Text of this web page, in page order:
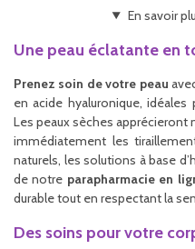
En savoir
Une peau éclatante en
Prenez soin de votre peau
en acide hyaluronique, idéales
Les peaux sèches apprécieront
immédiatement les
naturels, les solutions à base
de notre parapharmacie en
durable tout en respectant la
Des soins pour votre